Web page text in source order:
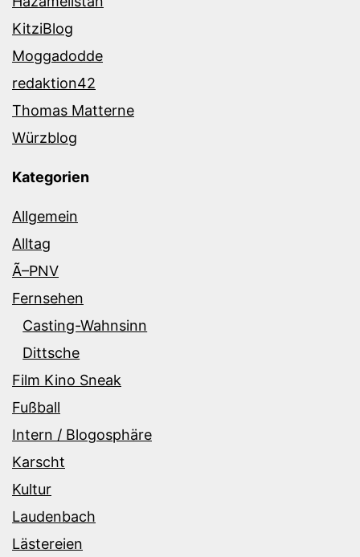
KitziBlog
Moggadodde
redaktion42
Thomas Matterne
Würzblog
Kategorien
Allgemein
Alltag
Ã–PNV
Fernsehen
Casting-Wahnsinn
Dittsche
Film Kino Sneak
Fußball
Intern / Blogosphäre
Karscht
Kultur
Laudenbach
Lästereien